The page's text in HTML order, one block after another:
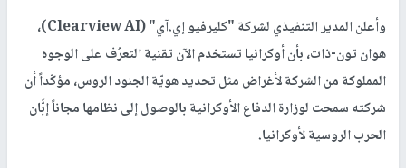
وأعلن المدير التنفيذي لشركة "كليرفيو إي.آي" (Clearview AI)،
هوان تون-ذات، بأن أوكرانيا تستخدم الآن تقنية التعرُف على الوجوه
المملوكة من الشركة لأغراض مثل تحديد هويّة الجنود الروس، مؤكّداً أن
شركته سمحت لوزارة الدفاع الأوكرانية بالوصول إلى نظامها مجاناً إبَّان
الحرب الروسية لأوكرانيا.